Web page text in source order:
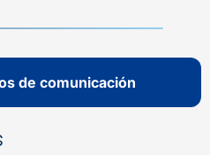
de comunicación